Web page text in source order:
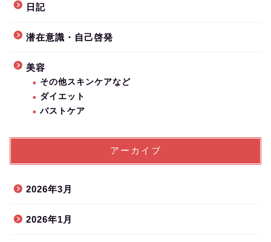
日記
潜在意識・自己啓発
美容
その他スキンケアなど
ダイエット
バストケア
アーカイブ
2026年3月
2026年1月